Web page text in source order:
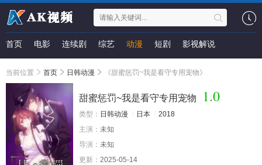
首页 电影 连续剧 综艺 动漫 短剧 影视解说
当前位置 首页 日韩动漫 《甜蜜惩罚~我是看守专用宠物》
甜蜜惩罚~我是看守专用宠物 1.0
类型： 日韩动漫 日本
2018
主演： 未知
导演： 未知
更新： 2025-05-14